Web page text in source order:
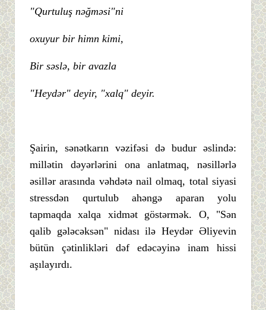
"Qurtuluş nəğməsi"ni
oxuyur bir himn kimi,
Bir səslə, bir avazla
"Heydər" deyir, "xalq" deyir.
Şairin, sənətkarın vəzifəsi də budur əslində:
millətin dəyərlərini ona anlatmaq, nəsillərlə
əsillər arasında vəhdətə nail olmaq, total siyasi
stressdən qurtulub ahəngə aparan yolu
tapmaqda xalqa xidmət göstərmək. O, "Sən
qalib gələcəksən" nidası ilə Heydər Əliyevin
bütün çətinlikləri dəf edəcəyinə inam hissi
aşılayırdı.